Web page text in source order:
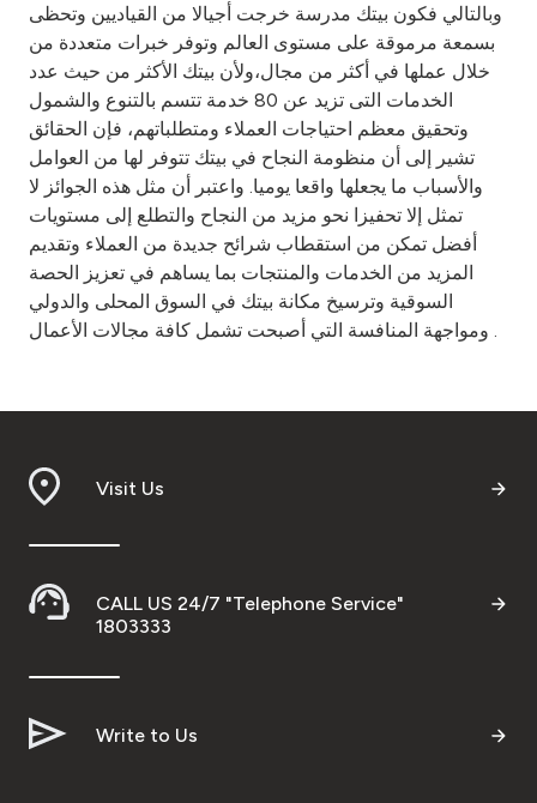
وبالتالي فكون بيتك مدرسة خرجت أجيالا من القياديين وتحظى
بسمعة مرموقة على مستوى العالم وتوفر خبرات متعددة من
خلال عملها في أكثر من مجال،ولأن بيتك الأكثر من حيث عدد
الخدمات التى تزيد عن 80 خدمة تتسم بالتنوع والشمول
وتحقيق معظم احتياجات العملاء ومتطلباتهم، فإن الحقائق
تشير إلى أن منظومة النجاح في بيتك تتوفر لها من العوامل
والأسباب ما يجعلها واقعا يوميا. واعتبر أن مثل هذه الجوائز لا
تمثل إلا تحفيزا نحو مزيد من النجاح والتطلع إلى مستويات
أفضل تمكن من استقطاب شرائح جديدة من العملاء وتقديم
المزيد من الخدمات والمنتجات بما يساهم في تعزيز الحصة
السوقية وترسيخ مكانة بيتك في السوق المحلى والدولي
ومواجهة المنافسة التي أصبحت تشمل كافة مجالات الأعمال .
Visit Us
CALL US 24/7 "Telephone Service"
1803333
Write to Us